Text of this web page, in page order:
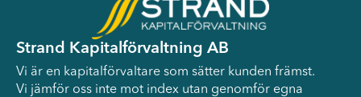
Strand Kapitalförvaltning AB
Vi är en kapitalförvaltare som sätter kunden främst.
Vi jämför oss inte mot index utan genomför egna